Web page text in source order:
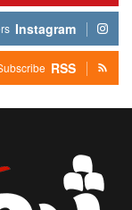
Instagram
RSS